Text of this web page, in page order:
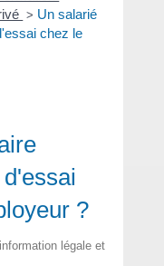
> Un salarié
chez le
?
légale et